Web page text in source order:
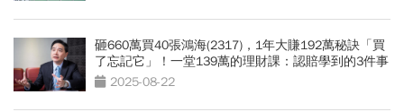
砸660萬買40張鴻海(2317)，1年大賺192萬秘訣「買
了忘記它」！一堂139萬的理財課：認賠學到的3件事
2025-08-22